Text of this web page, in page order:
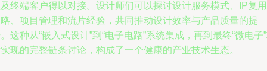
终端客户得以对接。设计师们可以探讨设计服务模式、IP复用
、项目管理和流片经验，共同推动设计效率与产品质量的提
这种从“嵌入式设计”到“电子电路”系统集成，再到最终“微电子
现的完整链条讨论，构成了一个健康的产业技术生态。